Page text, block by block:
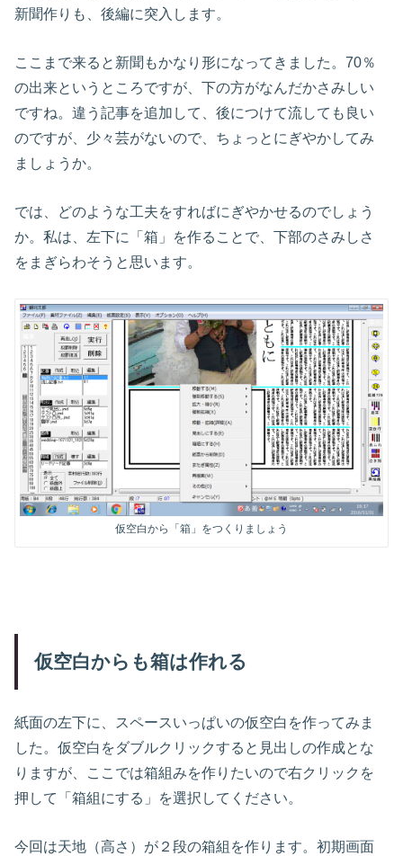
新聞作りも、後編に突入します。
ここまで来ると新聞もかなり形になってきました。70％
の出来というところですが、下の方がなんだかさみしい
ですね。違う記事を追加して、後につけて流しても良い
のですが、少々芸がないので、ちょっとにぎやかしてみ
ましょうか。
では、どのような工夫をすればにぎやかせるのでしょう
か。私は、左下に「箱」を作ることで、下部のさみしさ
をまぎらわそうと思います。
仮空白から「箱」をつくりましょう
仮空白からも箱は作れる
紙面の左下に、スペースいっぱいの仮空白を作ってみま
した。仮空白をダブルクリックすると見出しの作成とな
りますが、ここでは箱組みを作りたいので右クリックを
押して「箱組にする」を選択してください。
今回は天地（高さ）が２段の箱組を作ります。初期画面